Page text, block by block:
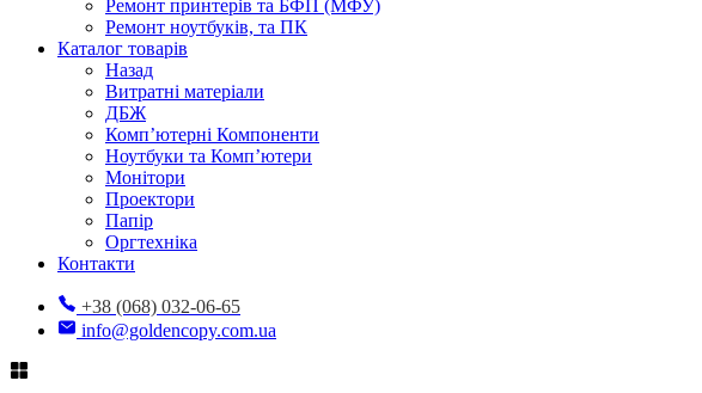
Ремонт принтерів та БФП (МФУ)
Ремонт ноутбуків, та ПК
Каталог товарів
Назад
Витратні матеріали
ДБЖ
Комп’ютерні Компоненти
Ноутбуки та Комп’ютери
Монітори
Проектори
Папір
Оргтехніка
Контакти
+38 (068) 032-06-65
info@goldencopy.com.ua